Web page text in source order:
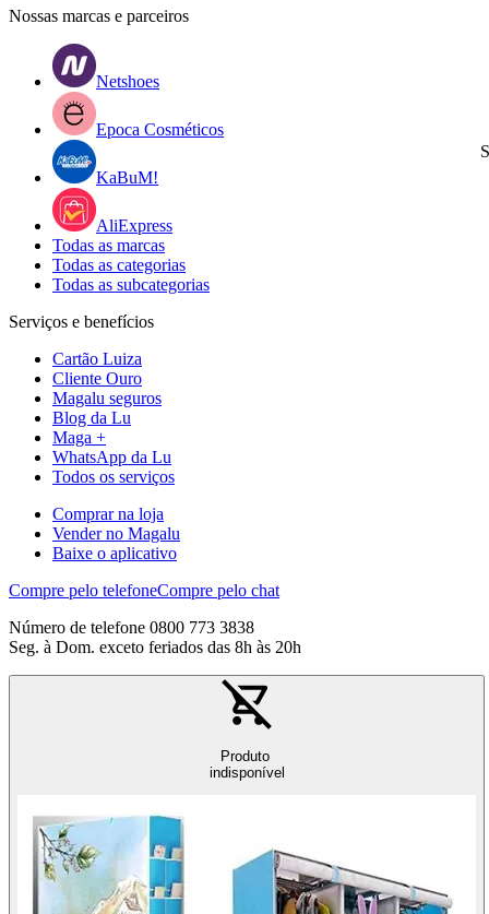
Nossas marcas e parceiros
Netshoes
Epoca Cosméticos
KaBuM!
AliExpress
Todas as marcas
Todas as categorias
Todas as subcategorias
Serviços e benefícios
Cartão Luiza
Cliente Ouro
Magalu seguros
Blog da Lu
Maga +
WhatsApp da Lu
Todos os serviços
Comprar na loja
Vender no Magalu
Baixe o aplicativo
Compre pelo telefoneCompre pelo chat
Número de telefone 0800 773 3838
Seg. à Dom. exceto feriados das 8h às 20h
Produto
indisponível